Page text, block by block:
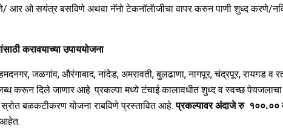
आर ओ सयंत्र बसविणे अथवा नॅनो टेकनॉलॅाजीचा वापर करुन पाणी शुध्द करणे/
साठी करावयाच्या उपाययोजना
जळगांव, औरंगाबाद, नांदेड, अमरावती, बुलढाणा, नागपूर, चंद्रपूर, रायगड व
करून दिले जाणार आहे. प्रकल्पा मध्ये टंचाई कालावधीत शुध्द व स्वच्छ
स्रोत बळकटीकरण योजना राबविणे प्रस्तावित आहे.प्रकल्पावर अंदाजे रु १००.००
आहेत.